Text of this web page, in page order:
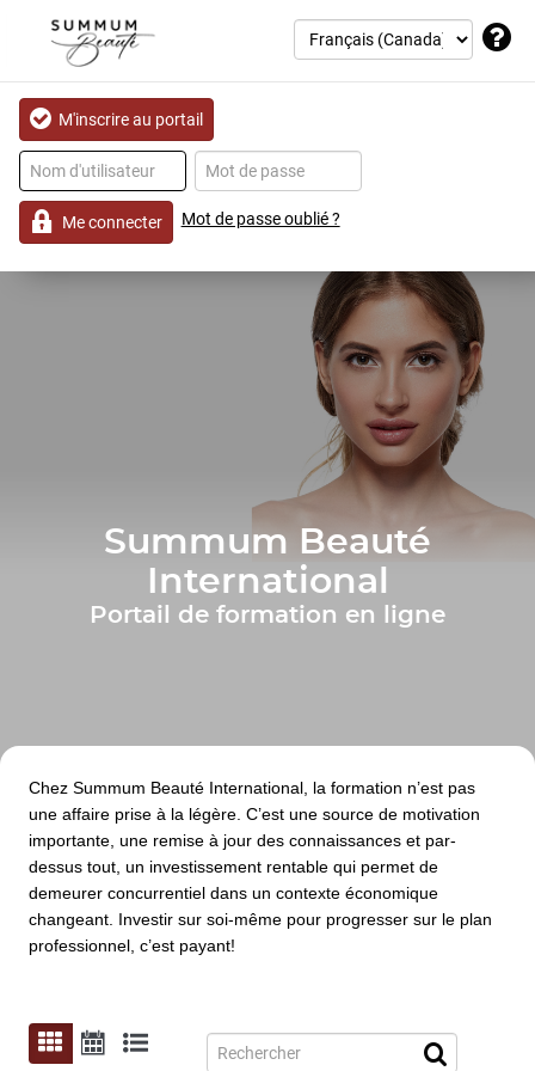
Me connecter Mot de passe oublié ?
M'inscrire au portail
Summum Beauté
International
Portail de formation en ligne
Chez Summum Beauté International, la formation n’est pas
une affaire prise à la légère. C’est une source de motivation
importante, une remise à jour des connaissances et par-
dessus tout, un investissement rentable qui permet de
demeurer concurrentiel dans un contexte économique
changeant. Investir sur soi-même pour progresser sur le plan
professionnel, c’est payant!